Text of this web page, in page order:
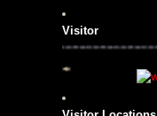
Visitor